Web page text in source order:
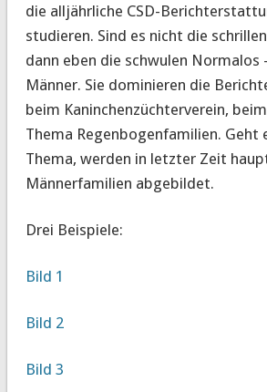
die alljährliche CSD-
studieren. Sind es nicht die
dann eben die schwulen Normalos
Männer. Sie dominieren die
beim Kaninchenzüchterverein,
Thema Regenbogenfamilien. Geht
Thema, werden in letzter Zeit
Männerfamilien abgebildet.
Drei Beispiele:
Bild 1
Bild 2
Bild 3